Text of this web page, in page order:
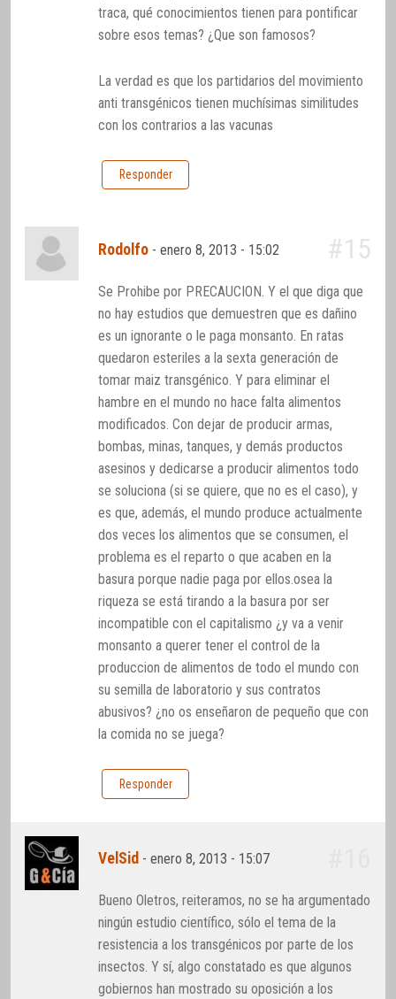
traca, qué conocimientos tienen para pontificar
sobre esos temas? ¿Que son famosos?
La verdad es que los partidarios del movimiento
anti transgénicos tienen muchísimas similitudes
con los contrarios a las vacunas
Responder
Rodolfo -enero 8, 2013 - 15:02 #15
Se Prohibe por PRECAUCION. Y el que diga que
no hay estudios que demuestren que es dañino
es un ignorante o le paga monsanto. En ratas
quedaron esteriles a la sexta generación de
tomar maiz transgénico. Y para eliminar el
hambre en el mundo no hace falta alimentos
modificados. Con dejar de producir armas,
bombas, minas, tanques, y demás productos
asesinos y dedicarse a producir alimentos todo
se soluciona (si se quiere, que no es el caso), y
es que, además, el mundo produce actualmente
dos veces los alimentos que se consumen, el
problema es el reparto o que acaben en la
basura porque nadie paga por ellos.osea la
riqueza se está tirando a la basura por ser
incompatible con el capitalismo ¿y va a venir
monsanto a querer tener el control de la
produccion de alimentos de todo el mundo con
su semilla de laboratorio y sus contratos
abusivos? ¿no os enseñaron de pequeño que con
la comida no se juega?
Responder
VelSid -enero 8, 2013 - 15:07
Bueno Oletros, reiteramos, no se ha argumentado
ningún estudio científico, sólo el tema de la
resistencia a los transgénicos por parte de los
insectos. Y sí, algo constatado es que algunos
gobiernos han mostrado su oposición a los